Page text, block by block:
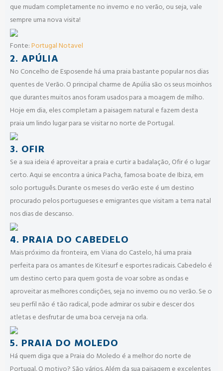
que mudam completamente no inverno e no verão, ou seja, vale
sempre uma nova visita!
Fonte:Portugal Notavel
2. APÚLIA
No Concelho de Esposende há uma praia bastante popular nos dias
quentes de Verão. O principal charme de Apúlia são os seus moinhos
que durantes muitos anos foram usados para a moagem de milho.
Hoje em dia, eles completam a paisagem natural e fazem desta
praia um lindo lugar para se visitar no norte de Portugal.
3. OFIR
Se a sua ideia é aproveitar a praia e curtir a badalação, Ofir é o lugar
certo. Aqui se encontra a única Pacha, famosa boate de Ibiza, em
solo português. Durante os meses do verão este é um destino
procurado pelos portugueses e emigrantes que visitam a terra natal
nos dias de descanso.
4. PRAIA DO CABEDELO
Mais próximo da fronteira, em Viana do Castelo, há uma praia
perfeita para os amantes de Kitesurf e esportes radicais. Cabedelo é
um destino certo para quem gosta de voar sobre as ondas e
aproveitar as melhores condições, seja no inverno ou no verão. Se o
seu perfil não é tão radical, pode admirar os subir e descer dos
atletas e desfrutar de uma boa cerveja na orla.
5. PRAIA DO MOLEDO
Há quem diga que a Praia do Moledo é a melhor do norte de
Portugal. O motivo? São vários. Além da sua paisagem e excelentes